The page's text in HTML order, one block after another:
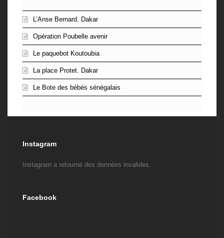
L’Anse Bernard. Dakar
Opération Poubelle avenir
Le paquebot Koutoubia
La place Protet. Dakar
Le Bote des bébés sénégalais
Instagram
Instagram a retourné des données invalides.
Facebook